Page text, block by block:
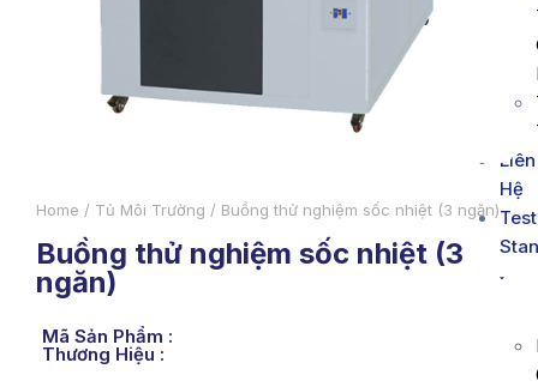
Liên
Hệ
Home / Tủ Môi Trường / Buồng thử nghiệm sốc nhiệt (3 ngăn)
Buồng thử nghiệm sốc nhiệt (3
ngăn)
Mã Sản Phẩm :
Thương Hiệu :